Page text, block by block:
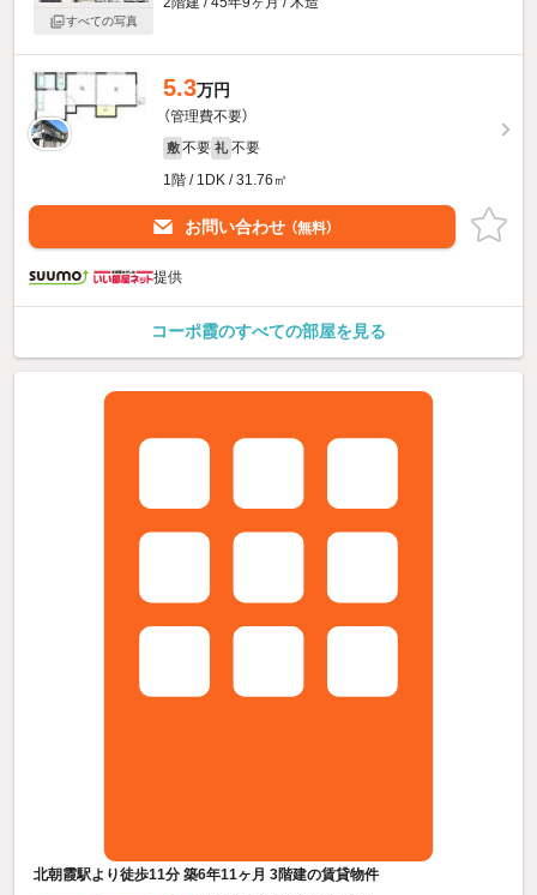
すべての写真
5.3万円
（管理費不要）
敷 不要 礼 不要
1階 / 1DK / 31.76㎡
お問い合わせ （無料）
提供
コーポ霞のすべての部屋を見る
北朝霞駅より徒歩11分 築6年11ヶ月 3階建の賃貸物件